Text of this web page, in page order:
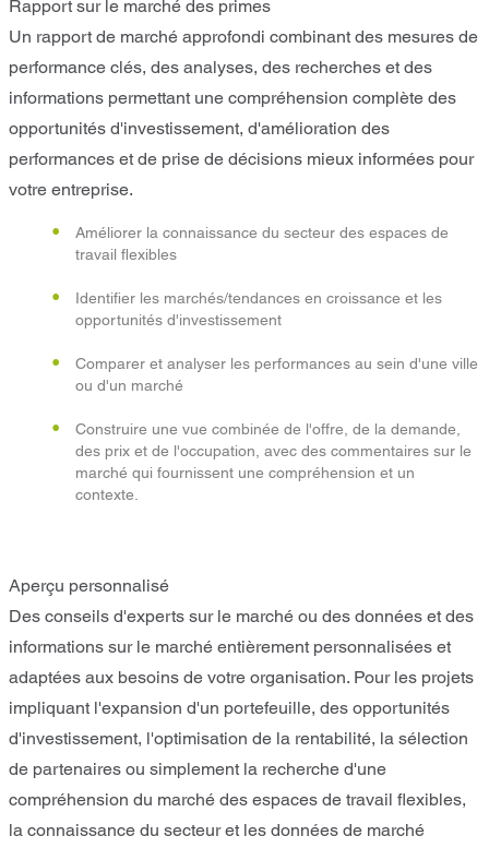
Rapport sur le marché des primes
Un rapport de marché approfondi combinant des mesures de
performance clés, des analyses, des recherches et des
informations permettant une compréhension complète des
opportunités d'investissement, d'amélioration des
performances et de prise de décisions mieux informées pour
votre entreprise.
Améliorer la connaissance du secteur des espaces de
travail flexibles
Identifier les marchés/tendances en croissance et les
opportunités d'investissement
Comparer et analyser les performances au sein d'une ville
ou d'un marché
Construire une vue combinée de l'offre, de la demande,
des prix et de l'occupation, avec des commentaires sur le
marché qui fournissent une compréhension et un
contexte.
Aperçu personnalisé
Des conseils d'experts sur le marché ou des données et des
informations sur le marché entièrement personnalisées et
adaptées aux besoins de votre organisation. Pour les projets
impliquant l'expansion d'un portefeuille, des opportunités
d'investissement, l'optimisation de la rentabilité, la sélection
de partenaires ou simplement la recherche d'une
compréhension du marché des espaces de travail flexibles,
la connaissance du secteur et les données de marché